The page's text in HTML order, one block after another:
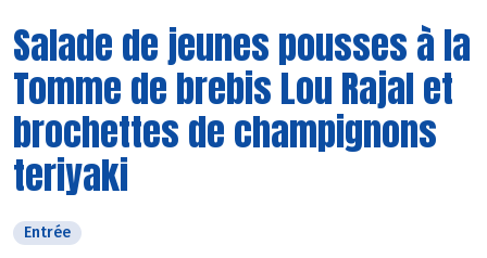
Salade de jeunes pousses à la
Tomme de brebis Lou Rajal et
brochettes de champignons
teriyaki
Entrée